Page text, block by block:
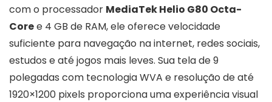
com o processador MediaTek Helio G80 Octa-
Coree 4 GB de RAM, ele oferece velocidade
suficiente para navegação na internet, redes sociais,
estudos e até jogos mais leves. Sua tela de 9
polegadas com tecnologia WVA e resolução de até
1920×1200 pixels proporciona uma experiência visual